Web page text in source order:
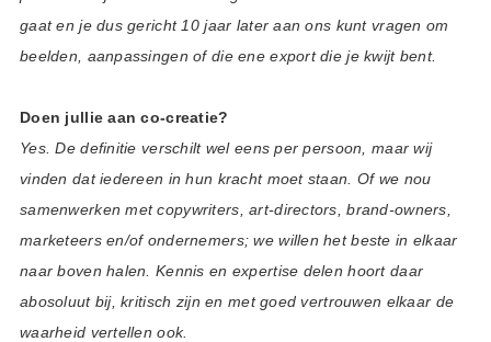
gaat en je dus gericht 10 jaar later aan ons kunt vragen om
beelden, aanpassingen of die ene export die je kwijt bent.
Doen jullie aan co-creatie?
Yes. De definitie verschilt wel eens per persoon, maar wij
vinden dat iedereen in hun kracht moet staan. Of we nou
samenwerken met copywriters, art-directors, brand-owners,
marketeers en/of ondernemers; we willen het beste in elkaar
naar boven halen. Kennis en expertise delen hoort daar
abosoluut bij, kritisch zijn en met goed vertrouwen elkaar de
waarheid vertellen ook.